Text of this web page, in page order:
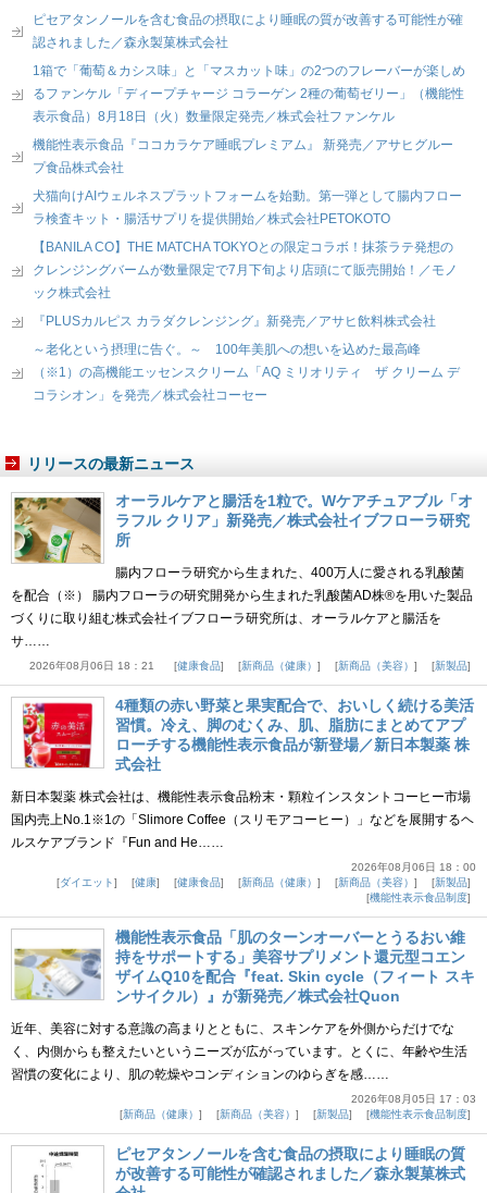
ピセアタンノールを含む食品の摂取により睡眠の質が改善する可能性が確
認されました／森永製菓株式会社
1箱で「葡萄＆カシス味」と「マスカット味」の2つのフレーバーが楽しめ
るファンケル「ディープチャージ コラーゲン 2種の葡萄ゼリー」（機能性
表示食品）8月18日（火）数量限定発売／株式会社ファンケル
機能性表示食品『ココカラケア睡眠プレミアム』 新発売／アサヒグルー
プ食品株式会社
犬猫向けAIウェルネスプラットフォームを始動。第一弾として腸内フロー
ラ検査キット・腸活サプリを提供開始／株式会社PETOKOTO
【BANILA CO】THE MATCHA TOKYOとの限定コラボ！抹茶ラテ発想の
クレンジングバームが数量限定で7月下旬より店頭にて販売開始！／モノ
ック株式会社
『PLUSカルピス カラダクレンジング』新発売／アサヒ飲料株式会社
～老化という摂理に告ぐ。～ 100年美肌への想いを込めた最高峰
（※1）の高機能エッセンスクリーム「AQ ミリオリティ ザ クリーム デ
コラシオン」を発売／株式会社コーセー
リリースの最新ニュース
オーラルケアと腸活を1粒で。Wケアチュアブル「オ
ラフル クリア」新発売／株式会社イブフローラ研究
所
腸内フローラ研究から生まれた、400万人に愛される乳酸菌
を配合（※） 腸内フローラの研究開発から生まれた乳酸菌AD株®を用いた製品
づくりに取り組む株式会社イブフローラ研究所は、オーラルケアと腸活を
サ……
2026年08月06日 18：21 健康食品 新商品（健康） 新商品（美容） 新製品
4種類の赤い野菜と果実配合で、おいしく続ける美活
習慣。冷え、脚のむくみ、肌、脂肪にまとめてアプ
ローチする機能性表示食品が新登場／新日本製薬 株
式会社
新日本製薬 株式会社は、機能性表示食品粉末・顆粒インスタントコーヒー市場
国内売上No.1※1の「Slimore Coffee（スリモアコーヒー）」などを展開するヘ
ルスケアブランド『Fun and He……
2026年08月06日 18：00
ダイエット
健康 健康食品 新商品（健康） 新商品（美容）
新製品
機能性表示食品制度
機能性表示食品「肌のターンオーバーとうるおい維
持をサポートする」美容サプリメント還元型コエン
ザイムQ10を配合『feat. Skin cycle（フィート スキ
ンサイクル）』が新発売／株式会社Quon
近年、美容に対する意識の高まりとともに、スキンケアを外側からだけでな
く、内側からも整えたいというニーズが広がっています。とくに、年齢や生活
習慣の変化により、肌の乾燥やコンディションのゆらぎを感……
2026年08月05日 17：03
新商品（健康）
新商品（美容） 新製品 機能性表示食品制度
ピセアタンノールを含む食品の摂取により睡眠の質
が改善する可能性が確認されました／森永製菓株式